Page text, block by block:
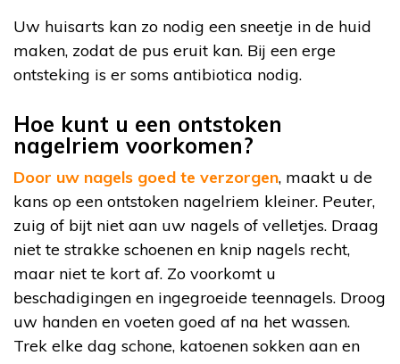
Uw huisarts kan zo nodig een sneetje in de huid
maken, zodat de pus eruit kan. Bij een erge
ontsteking is er soms antibiotica nodig.
Hoe kunt u een ontstoken
nagelriem voorkomen?
Door uw nagels goed te verzorgen, maakt u de
kans op een ontstoken nagelriem kleiner. Peuter,
zuig of bijt niet aan uw nagels of velletjes. Draag
niet te strakke schoenen en knip nagels recht,
maar niet te kort af. Zo voorkomt u
beschadigingen en ingegroeide teennagels. Droog
uw handen en voeten goed af na het wassen.
Trek elke dag schone, katoenen sokken aan en